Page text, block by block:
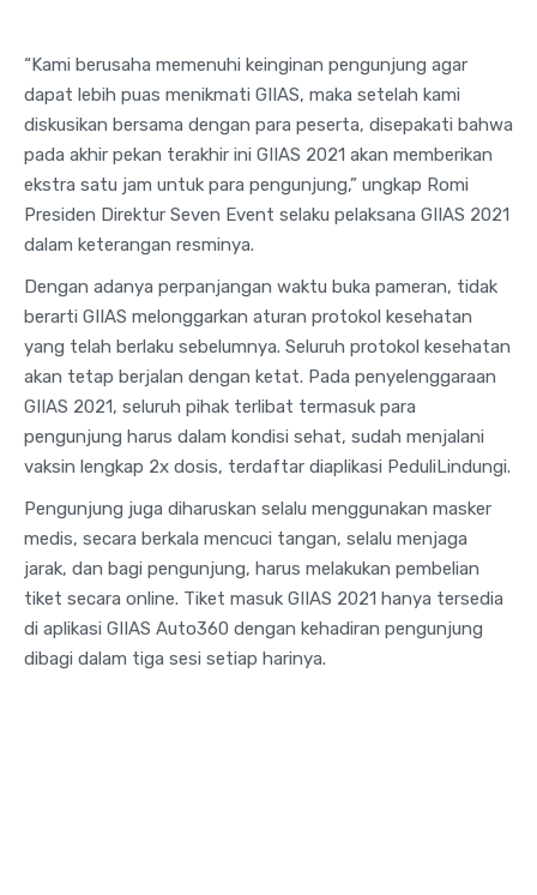
“Kami berusaha memenuhi keinginan pengunjung agar
dapat lebih puas menikmati GIIAS, maka setelah kami
diskusikan bersama dengan para peserta, disepakati bahwa
pada akhir pekan terakhir ini GIIAS 2021 akan memberikan
ekstra satu jam untuk para pengunjung,” ungkap Romi
Presiden Direktur Seven Event selaku pelaksana GIIAS 2021
dalam keterangan resminya.
Dengan adanya perpanjangan waktu buka pameran, tidak
berarti GIIAS melonggarkan aturan protokol kesehatan
yang telah berlaku sebelumnya. Seluruh protokol kesehatan
akan tetap berjalan dengan ketat. Pada penyelenggaraan
GIIAS 2021, seluruh pihak terlibat termasuk para
pengunjung harus dalam kondisi sehat, sudah menjalani
vaksin lengkap 2x dosis, terdaftar diaplikasi PeduliLindungi.
Pengunjung juga diharuskan selalu menggunakan masker
medis, secara berkala mencuci tangan, selalu menjaga
jarak, dan bagi pengunjung, harus melakukan pembelian
tiket secara online. Tiket masuk GIIAS 2021 hanya tersedia
di aplikasi GIIAS Auto360 dengan kehadiran pengunjung
dibagi dalam tiga sesi setiap harinya.